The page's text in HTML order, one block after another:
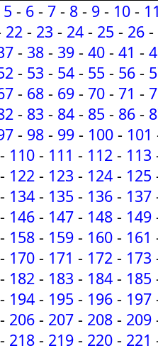
5 - 6 - 7 - 8 - 9 - 10 -
22 - 23 - 24 - 25 - 26 -
- 38 - 39 - 40 - 41 -
- 53 - 54 - 55 - 56 -
- 68 - 69 - 70 - 71 -
- 83 - 84 - 85 - 86 -
- 98 - 99 - 100 - 101
- 110 - 111 - 112 - 113
- 122 - 123 - 124 - 125
- 134 - 135 - 136 - 137
- 146 - 147 - 148 - 149
- 158 - 159 - 160 - 161
- 170 - 171 - 172 - 173
- 182 - 183 - 184 - 185
- 194 - 195 - 196 - 197
- 206 - 207 - 208 - 209
- 218 - 219 - 220 - 221